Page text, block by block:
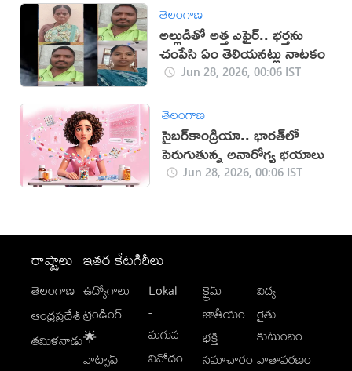
తెలంగాణ
అల్లుడితో అత్త ఎఫైర్.. భర్తను
చంపేసి ఏం తెలియనట్లు నాటకం
Jun 28, 2026, 00:06 IST
తెలంగాణ
సైబర్‌కాండ్రియా.. భారత్‌లో
పెరుగుతున్న అనారోగ్య భయాలు
Jun 28, 2026, 00:06 IST
రాష్ట్రాలు
తెలంగాణ
ఆంధ్రప్రదేశ్
తమిళనాడు
ఇతర కేటగిరీలు
ఉద్యోగాలు
ట్రెండింగ్
🌟
వాట్సాప్
Lokal
-
మగువ
వినోదం
క్రైమ్
జాతీయం
భక్తి
సమాచారం
విద్య
రైతు
కుటుంబం
వాతావరణం